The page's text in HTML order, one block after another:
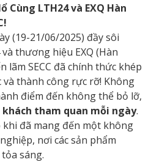
Cùng LTH24 và EXQ Hàn
(19-21/06/2025) đầy sôi
thương hiệu EXQ (Hàn
lãm SECC đã chính thức khép
và thành công rực rỡ! Không
điểm đến không thể bỏ lỡ,
tham quan mỗi ngày.
đã mang đến một không
nơi các sản phẩm
sáng.